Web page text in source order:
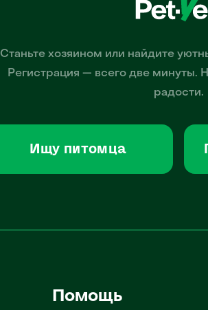
Станьте хозяином или найдите
Регистрация — всего две минуты.
радости.
Ищу питомца
Помощь